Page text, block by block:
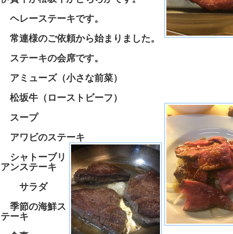
ヘレーステーキです。
常連様のご依頼から始まりました。
ステーキの会席です。
アミューズ（小さな前菜）
松坂牛（ローストビーフ）
スープ
アワビのステーキ
シャトーブリ
アンステーキ
サラダ
季節の海鮮ス
テーキ